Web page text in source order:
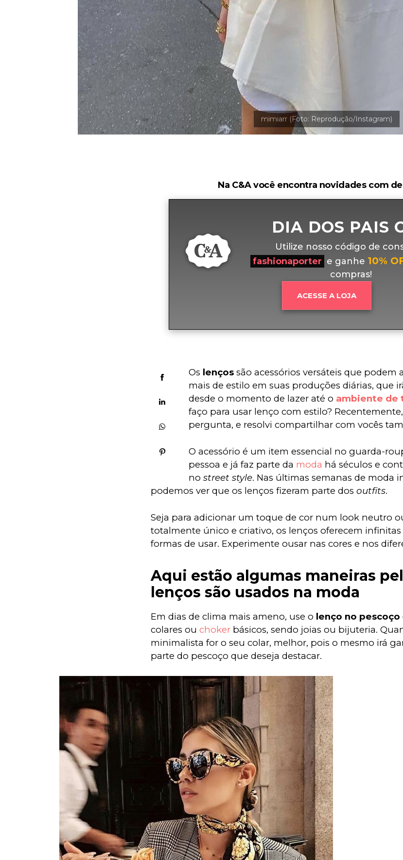
Na C&A você encontra novidades com
DIA DOS PAIS
Utilize nosso código de
fashionaporter e ganhe 10%
compras!
ACESSE A LOJA
Os lenços são acessórios versáteis que podem
mais de estilo em suas produções diárias, que
desde o momento de lazer até o ambiente de
faço para usar lenço com estilo?
pergunta, e resolvi compartilhar com vocês
O acessório é um item essencial no guarda-
pessoa e já faz parte da moda há séculos e
no street style. Nas últimas semanas de moda
podemos ver que os lenços fizeram parte dos outfits.
Seja para adicionar um toque de cor num look neutro
totalmente único e criativo, os lenços oferecem
formas de usar. Experimente ousar nas cores e nos
Aqui estão algumas maneiras
lenços são usados na moda
Em dias de clima mais ameno, use o lenço no pescoço
colares ou choker básicos, sendo joias ou bijuteria.
minimalista for o seu colar, melhor, pois o mesmo irá
parte do pescoço que deseja destacar.